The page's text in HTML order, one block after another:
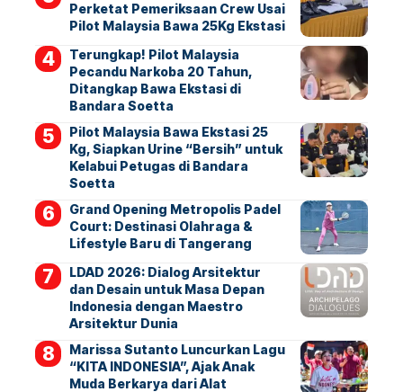
Perketat Pemeriksaan Crew Usai
Pilot Malaysia Bawa 25Kg Ekstasi
Terungkap! Pilot Malaysia
Pecandu Narkoba 20 Tahun,
Ditangkap Bawa Ekstasi di
Bandara Soetta
Pilot Malaysia Bawa Ekstasi 25
Kg, Siapkan Urine “Bersih” untuk
Kelabui Petugas di Bandara
Soetta
Grand Opening Metropolis Padel
Court: Destinasi Olahraga &
Lifestyle Baru di Tangerang
LDAD 2026: Dialog Arsitektur
dan Desain untuk Masa Depan
Indonesia dengan Maestro
Arsitektur Dunia
Marissa Sutanto Luncurkan Lagu
“KITA INDONESIA”, Ajak Anak
Muda Berkarya dari Alat